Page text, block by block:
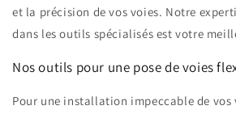
et la précision de vos voies. Notre
dans les outils spécialisés est votre
Nos outils pour une pose de voies
Pour une installation impeccable de vos